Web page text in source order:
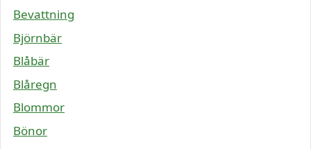
Bevattning
Björnbär
Blåbär
Blåregn
Blommor
Bönor